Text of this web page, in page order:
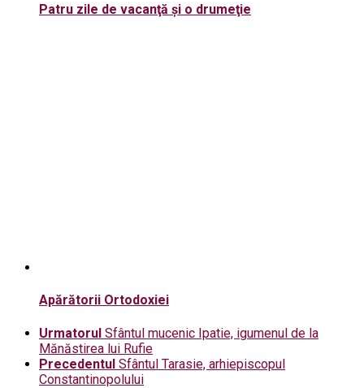
Patru zile de vacanţă şi o drumeţie
Apărătorii Ortodoxiei
Urmatorul Sfântul mucenic Ipatie, igumenul de la
Mănăstirea lui Rufie
Precedentul Sfântul Tarasie, arhiepiscopul
Constantinopolului